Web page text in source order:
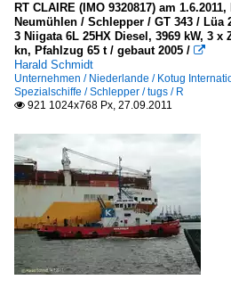
RT CLAIRE (IMO 9320817) am
Neumühlen / Schlepper / GT 343 / Lüa
3 Niigata 6L 25HX Diesel, 3969 kW, 3 x
kn, Pfahlzug 65 t / gebaut 2005 / 
Harald Schmidt
Unternehmen / Niederlande / Kotug
Spezialschiffe / Schlepper / tugs / R
 921 1024x768 Px, 27.09.2011